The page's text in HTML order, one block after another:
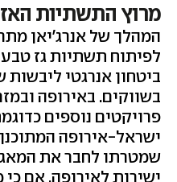
מרוץ התשתיות
המהלך של אנרג'יאן
לפיתוח תשתיות גז
ביטחון אנרגטי ליבשות
בשווקים. באירופה
פרויקטים נוספים
ישראל-אירופה
שמטרתו לחבר את
ישירות לאירופה, אם